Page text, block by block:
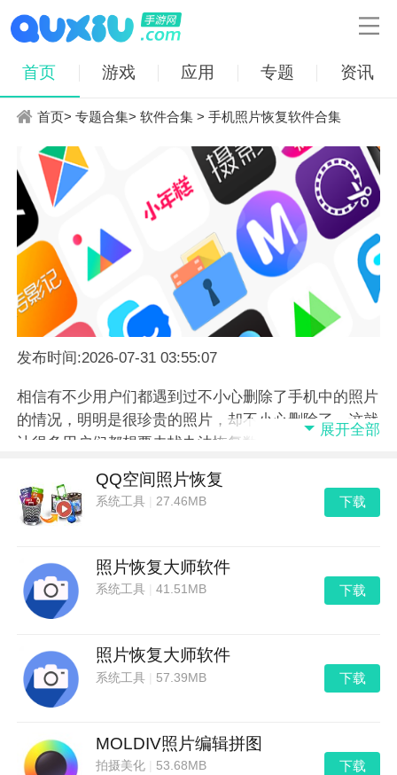

首页 游戏 应用 专题 资讯
首页>专题合集>软件合集 > 手机照片恢复软件合集
发布时间:2026-07-31 03:55:07
相信有不少用户们都遇到过不小心删除了手机中的照片
的情况，明明是很珍贵的照片，却不小心删除了，这就
让很多用户们都想要去找办法恢复数据，但是却又不知
带来手机照片恢复软件大全。
展开全部
QQ空间照片恢复
系统工具 |27.46MB 下载
照片恢复大师软件
系统工具 |41.51MB 下载
照片恢复大师软件
系统工具 57.39MB 下载
MOLDIV照片编辑拼图
拍摄美化 53.68MB 下载